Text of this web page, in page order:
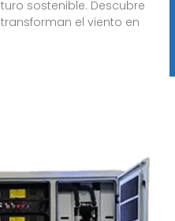
sostenible. Descubre
el viento en